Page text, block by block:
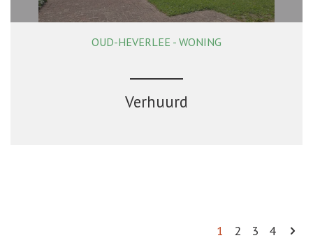
168 m² 2 1
OUD-HEVERLEE - WONING
Verhuurd
1 2 3 4